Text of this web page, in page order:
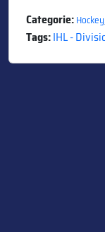
Categorie:Hockey
Tags:IHL -